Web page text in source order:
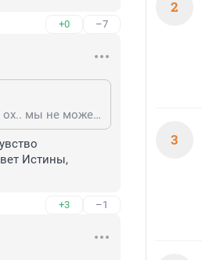
+0 –7
котэ ты же понимаешь что твои когти слабЫ люди читают они .. ох.. мы не можем сделать zдесь революцию
Истины,
+3 –1
2
3